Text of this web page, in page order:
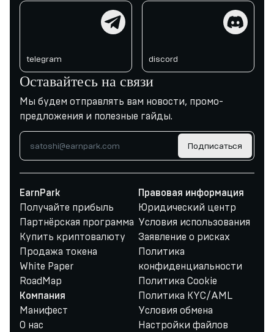
telegram discord
Оставайтесь на связи
Мы будем отправлять вам новости, промо-
предложения и полезные гайды.
Подписаться
EarnPark
Получайте прибыль
Партнёрская программа
Купить криптовалюту
Продажа токена
White Paper
RoadMap
Компания
Манифест
О нас
Правовая информация
Юридический центр
Условия использования
Заявление о рисках
Политика
конфиденциальности
Политика Cookie
Политика KYC/AML
Условия обмена
Настройки файлов